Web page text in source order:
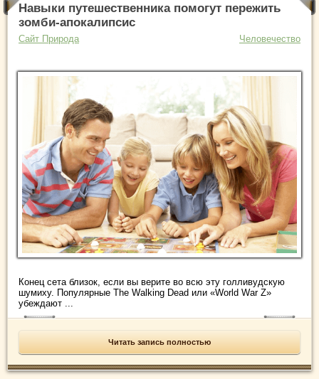
Навыки путешественника помогут пережить
зомби-апокалипсис
Сайт Природа Человечество
Конец сета близок, если вы верите во всю эту голливудскую
шумиху. Популярные The Walking Dead или «World War Z»
убеждают ...
Читать запись полностью